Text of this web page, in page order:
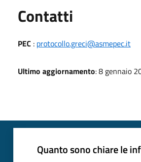
Contatti
PEC : protocollo.greci@asmepec.it
Ultimo aggiornamento: 8 gennaio
Quanto sono chiare le